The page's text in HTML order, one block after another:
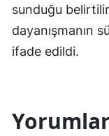
sunduğu
dayanışmanın
ifade edildi.
Yorumlar